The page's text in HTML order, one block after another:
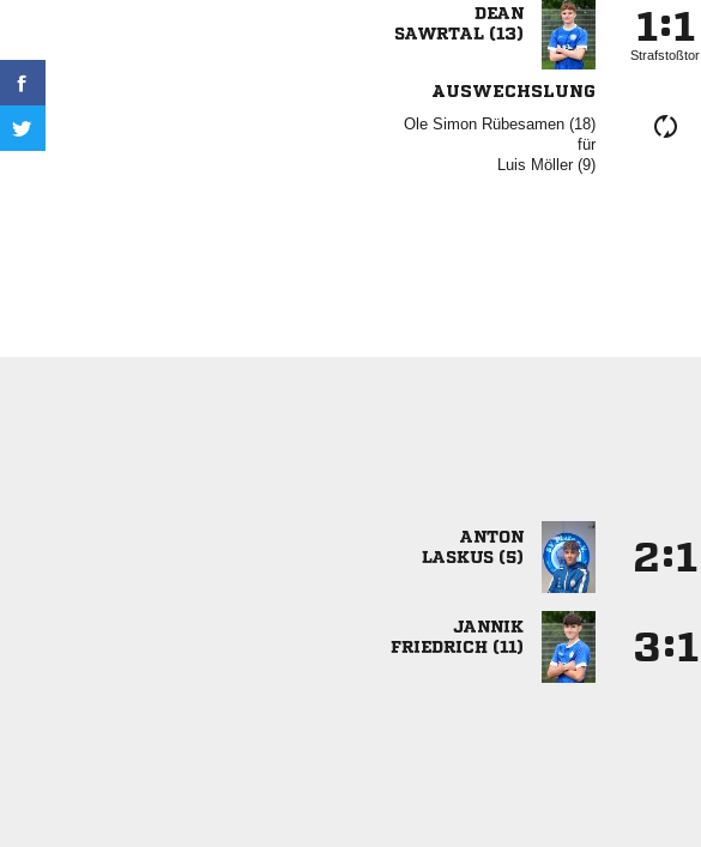

 
:
Strafstoßtor
AUSWECHSLUNG
   
für
  

 
:

 
: